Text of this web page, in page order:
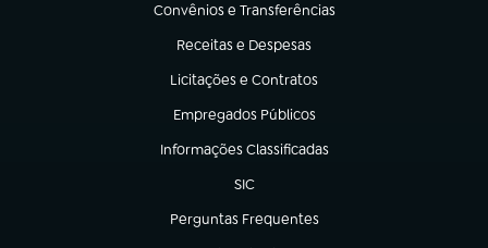
Convênios e Transferências
(abre em nova aba)
Receitas e Despesas
(abre em nova aba)
Licitações e Contratos
(abre em nova aba)
Empregados Públicos
(abre em nova aba)
Informações Classificadas
(abre em nova aba)
SIC
(abre em nova aba)
Perguntas Frequentes
(abre em nova aba)